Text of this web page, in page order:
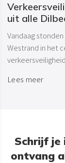
uit alle
Vandaag
Westrand in het
Lees meer
Schrijf je
ontvang